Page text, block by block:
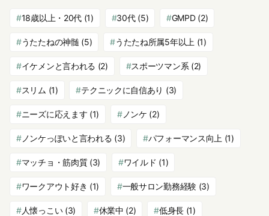
18歳以上・20代 (1) 30代(5) GMPD(2)
うたたねの神髄 (5) うたたね所属5年以上 (1)
イケメンと言われる (2) スポーツマン系 (2)
スリム (1) テクニックに自信あり (3)
ニーズに応えます (1) ノンケ (2)
ノンケっぽいと言われる (3) パフォーマンス向上 (1)
マッチョ・筋肉質(3) ワイルド (1)
ワークアウト好き (1) 一般サロン勤務経験(3)
人懐っこい(3) 休業中 (2) 低身長 (1)